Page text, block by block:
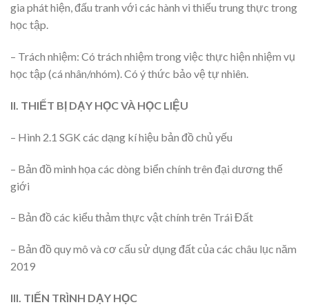
gia phát hiện, đấu tranh với các hành vi thiếu trung thực trong
học tập.
– Trách nhiệm: Có trách nhiệm trong việc thực hiện nhiệm vụ
học tập (cá nhân/nhóm). Có ý thức bảo vệ tự nhiên.
II. THIẾT BỊ DẠY HỌC VÀ HỌC LIỆU
– Hình 2.1 SGK các dạng kí hiệu bản đồ chủ yếu
– Bản đồ minh họa các dòng biển chính trên đại dương thế
giới
– Bản đồ các kiểu thảm thực vật chính trên Trái Đất
– Bản đồ quy mô và cơ cấu sử dụng đất của các châu lục năm
2019
III. TIẾN TRÌNH DẠY HỌC